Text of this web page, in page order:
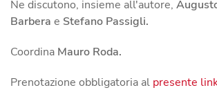
Ne discutono, insieme all'autore,
Barbera e Stefano Passigli.
Coordina Mauro Roda.
Prenotazione obbligatoria al presente